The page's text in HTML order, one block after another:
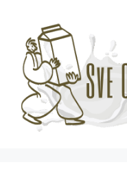
content